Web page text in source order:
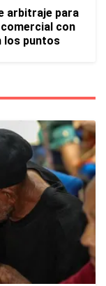
arbitraje para
con
los puntos